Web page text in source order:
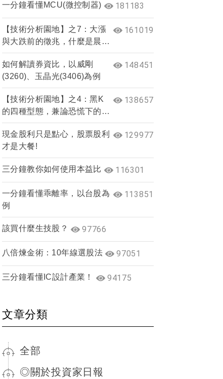
一分鐘看懂MCU(微控制器) 181183
【技術分析園地】之7：大漲
與大跌前的徵兆，什麼是晨星
與夜星？
161019
如何解讀券資比，以威剛
(3260)、玉晶光(3406)為例
148451
【技術分析園地】之4：黑K
的四種型態，兼論恐慌下的止
跌訊號
138657
現金股利只是點心，股票股利
才是大餐!
129977
三分鐘教你如何使用本益比 116301
一分鐘看懂乖離率，以台股為
例
113851
該買什麼生技股？ 97766
八倍煉金術：10年線選股法 97051
三分鐘看懂IC設計產業！ 94175
文章分類
全部
◎關於投資家日報